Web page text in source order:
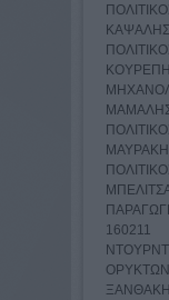
160211